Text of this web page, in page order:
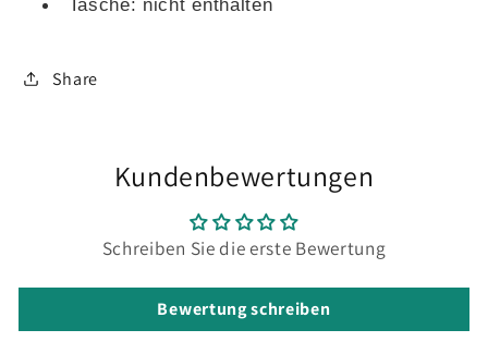
Tasche: nicht enthalten
Share
Kundenbewertungen
Schreiben Sie die erste Bewertung
Bewertung schreiben